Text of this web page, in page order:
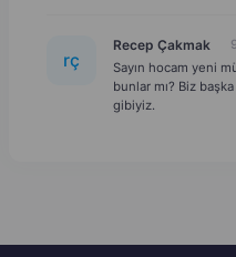
rç
Recep Çakmak
Sayın hocam yeni
bunlar mı? Biz
gibiyiz.